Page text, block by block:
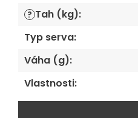
? Tah (kg):
Typ serva:
Váha (g):
Vlastnosti: